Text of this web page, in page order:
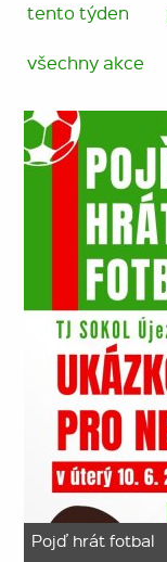
tento týden
všechny akce
Pojď hrát fotbal